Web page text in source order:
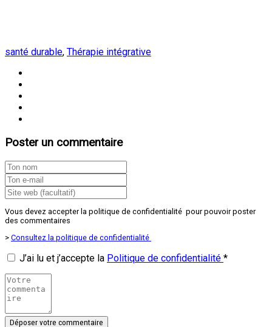
santé durable, Thérapie intégrative
Poster un commentaire
Vous devez accepter la politique de confidentialité pour pouvoir poster
des commentaires
> Consultez la politique de confidentialité
J’ai lu et j’accepte la Politique de confidentialité *